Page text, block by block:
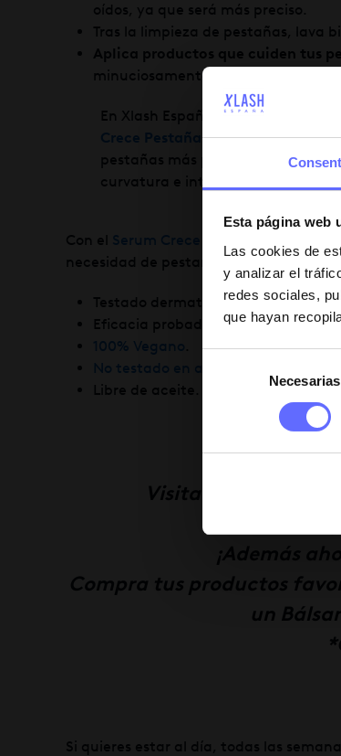
Esta página web
Las cookies de
y analizar el
redes sociales,
que hayan
consentimiento
Necesarias
oídos, ya que será más preciso.
Tras la limpieza de pestañas, lava
Aplica productos que cuiden tus
minuciosamente, optando por
En Xlash España tienes nuestro
Crece Pestañas Xlashque te
pestañas más pobladas y fuertes,
curvatura e intensificará su color
Con el Serum Crece Pestañas Xlash
necesidad de pestañas postizas o
Testado dermatológicamente.
Eficacia probada con ensayos
100% Vegano
No testado en animales
Libre de aceite.
Visita nuestra web
Compra tus productos
un
Si quieres estar al día, todas las